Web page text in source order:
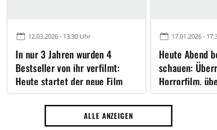
12.03.2026 - 13:30 Uhr
In nur 3 Jahren wurden 4
Bestseller von ihr verfilmt:
Heute startet der neue Film
von Erfolgsautorin Colleen
17.01.2026 -
Heute Abend
schauen:
Horrorfilm,
stundenlang
ALLE ANZEIGEN